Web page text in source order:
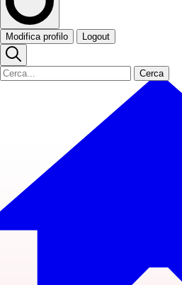
Modifica profilo Logout
Cerca